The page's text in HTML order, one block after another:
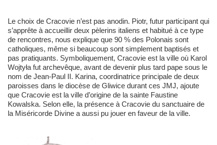
Le choix de Cracovie n’est pas anodin. Piotr, futur participant qui
s’apprête à accueillir deux pèlerins italiens et habitué à ce type
de rencontres, nous explique que 90 % des Polonais sont
catholiques, même si beaucoup sont simplement baptisés et
pas pratiquants. Symboliquement, Cracovie est la ville où Karol
Wojtyła fut archevêque, avant de devenir plus tard pape sous le
nom de Jean-Paul II. Karina, coordinatrice principale de deux
paroisses dans le diocèse de Gliwice durant ces JMJ, ajoute
que Cracovie est la ville d’origine de la sainte Faustine
Kowalska. Selon elle, la présence à Cracovie du sanctuaire de
la Miséricorde Divine a aussi pu jouer en faveur de la ville.